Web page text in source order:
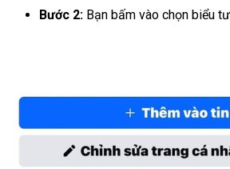
Bước 2:Bạn bấm vào chọn biểu